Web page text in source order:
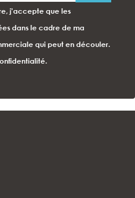
j'accepte que les
dans le cadre de ma
qui peut en découler.